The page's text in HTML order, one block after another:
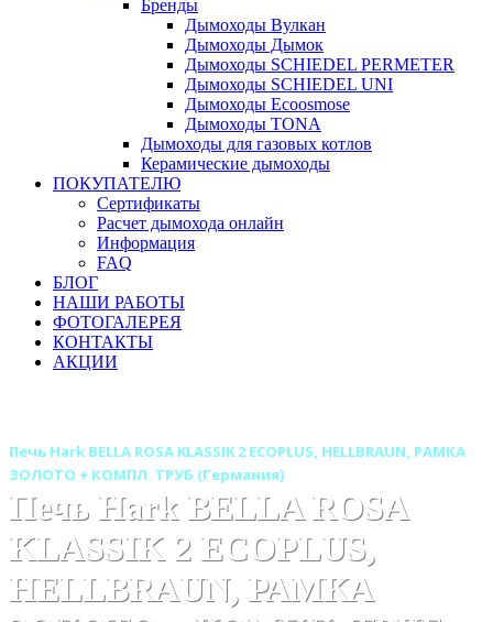
Бренды
Дымоходы Вулкан
Дымоходы Дымок
Дымоходы SCHIEDEL PERMETER
Дымоходы SCHIEDEL UNI
Дымоходы Ecoosmose
Дымоходы TONA
Дымоходы для газовых котлов
Керамические дымоходы
ПОКУПАТЕЛЮ
Сертификаты
Расчет дымохода онлайн
Информация
FAQ
БЛОГ
НАШИ РАБОТЫ
ФОТОГАЛЕРЕЯ
КОНТАКТЫ
АКЦИИ
Печь Hark BELLA ROSA KLASSIK 2 ECOPLUS, HELLBRAUN, РАМКА
ЗОЛОТО + КОМПЛ. ТРУБ (Германия)
Печь Hark BELLA ROSA
KLASSIK 2 ECOPLUS,
HELLBRAUN, РАМКА